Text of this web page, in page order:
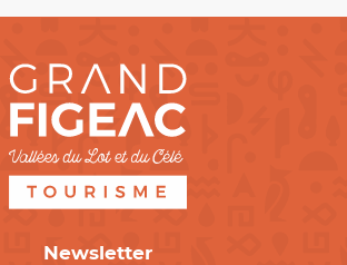
Newsletter